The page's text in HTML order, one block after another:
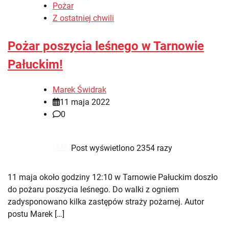
Pożar
Z ostatniej chwili
Pożar poszycia leśnego w Tarnowie
Pałuckim!
Marek Świdrak
11 maja 2022
0
Post wyświetlono 2354 razy
11 maja około godziny 12:10 w Tarnowie Pałuckim doszło
do pożaru poszycia leśnego. Do walki z ogniem
zadysponowano kilka zastępów straży pożarnej. Autor
postu Marek […]